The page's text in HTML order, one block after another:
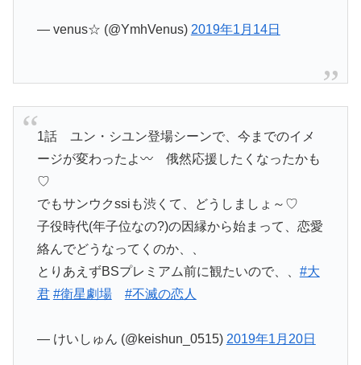
— venus☆ (@YmhVenus) 2019年1月14日
1話 ユン・シユン登場シーンで、今までのイメ
ージが変わったよ〰️ 俄然応援したくなったかも
♡
でもサンウクssiも渋くて、どうしましょ～♡
子役時代(年子位なの?)の因縁から始まって、恋愛
絡んでどうなってくのか、、
とりあえずBSプレミアム前に観たいので、、 #大
君 #衛星劇場 #不滅の恋人
— けいしゅん (@keishun_0515) 2019年1月20日